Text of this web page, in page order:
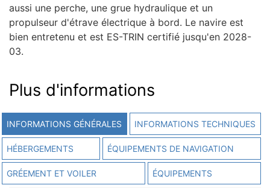
aussi une perche, une grue hydraulique et un
propulseur d'étrave électrique à bord. Le navire est
bien entretenu et est ES-TRIN certifié jusqu'en 2028-
03.
Plus d'informations
INFORMATIONS GÉNÉRALES INFORMATIONS TECHNIQUES
HÉBERGEMENTS ÉQUIPEMENTS DE NAVIGATION
GRÉEMENT ET VOILER ÉQUIPEMENTS